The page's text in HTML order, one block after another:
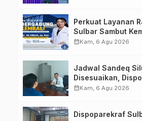
Perkuat Layanan
Sulbar Sambut
Imelda, Sp.Rad
calendar_monthKam, 6 Agu 2026
Jadwal Sandeq
Disesuaikan,
Pastikan Persiapan
calendar_monthKam, 6 Agu 2026
Dispoparekraf